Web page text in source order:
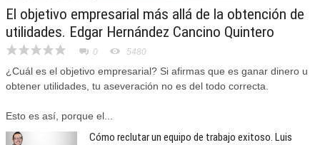
El objetivo empresarial más allá de la obtención de
utilidades. Edgar Hernández Cancino Quintero
0 5480
¿Cuál es el objetivo empresarial? Si afirmas que es ganar dinero u
obtener utilidades, tu aseveración no es del todo correcta.
Esto es así, porque el...
Cómo reclutar un equipo de trabajo exitoso. Luis